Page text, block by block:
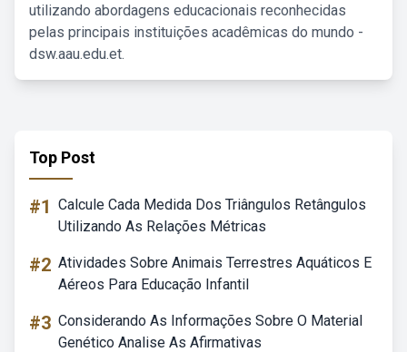
utilizando abordagens educacionais reconhecidas
pelas principais instituições acadêmicas do mundo -
dsw.aau.edu.et.
Top Post
#1 Calcule Cada Medida Dos Triângulos Retângulos
Utilizando As Relações Métricas
#2 Atividades Sobre Animais Terrestres Aquáticos E
Aéreos Para Educação Infantil
#3 Considerando As Informações Sobre O Material
Genético Analise As Afirmativas